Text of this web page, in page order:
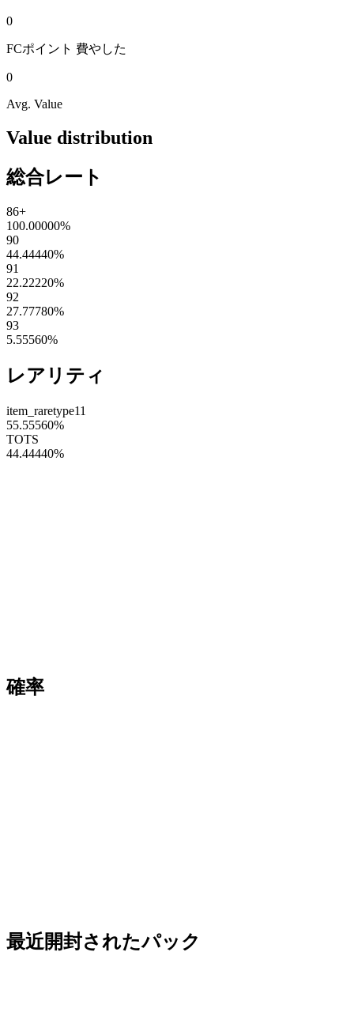
0
FCポイント 費やした
0
Avg. Value
Value distribution
総合レート
86+
100.00000%
90
44.44440%
91
22.22220%
92
27.77780%
93
5.55560%
レアリティ
item_raretype11
55.55560%
TOTS
44.44440%
確率
最近開封されたパック